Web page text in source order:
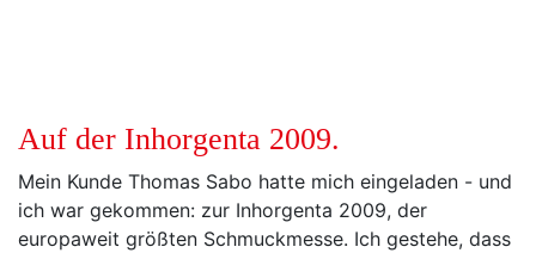
Auf der Inhorgenta 2009.
Mein Kunde Thomas Sabo hatte mich eingeladen - und
ich war gekommen: zur Inhorgenta 2009, der
europaweit größten Schmuckmesse. Ich gestehe, dass